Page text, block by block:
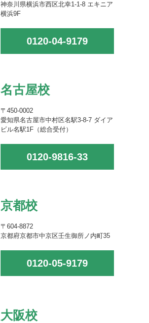
神奈川県横浜市西区北幸1-1-8 エキニア
横浜9F
0120-04-9179
名古屋校
〒450-0002
愛知県名古屋市中村区名駅3-8-7 ダイア
ビル名駅1F（総合受付）
0120-9816-33
京都校
〒604-8872
京都府京都市中京区壬生御所ノ内町35
0120-05-9179
大阪校